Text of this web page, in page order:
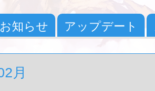
お知らせ アップデート